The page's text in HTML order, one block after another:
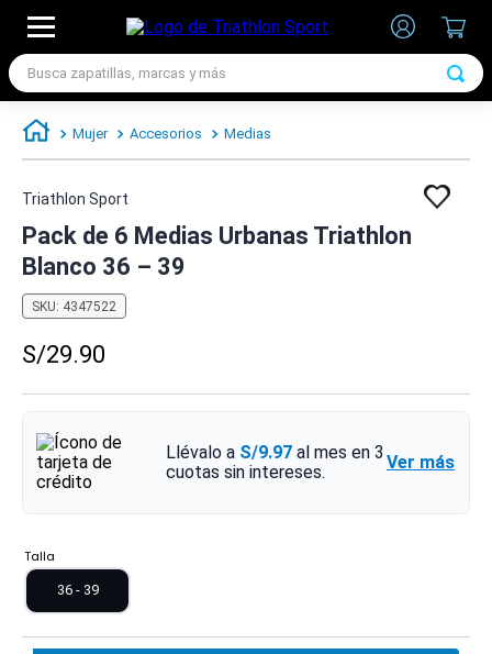
Busca zapatillas, marcas y más
Mujer Accesorios Medias
Triathlon Sport
Pack de 6 Medias Urbanas Triathlon
Blanco 36 – 39
SKU: 4347522
S/29.90
Llévalo a S/9.97 al mes en3
cuotas sin intereses.
Ver más
Talla
36 - 39
TÉRMINOS MÁS BUSCADOS
1.
zapatillas futbol
3
zapatillas adidas hombre
4 .
chimpunes
5.
zapatillas adidas mujer
6 .
zapatillas nike hombre